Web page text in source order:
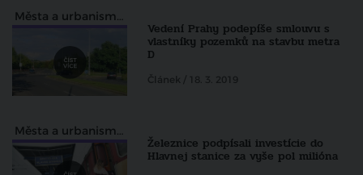
Města a urbanismus
Vedení Prahy podepíše smlouvu s
vlastníky pozemků na stavbu metra
D
Článek / 18. 3. 2019
Města a urbanismus
Železnice podpísali investície do
Hlavnej stanice za vyše pol milióna